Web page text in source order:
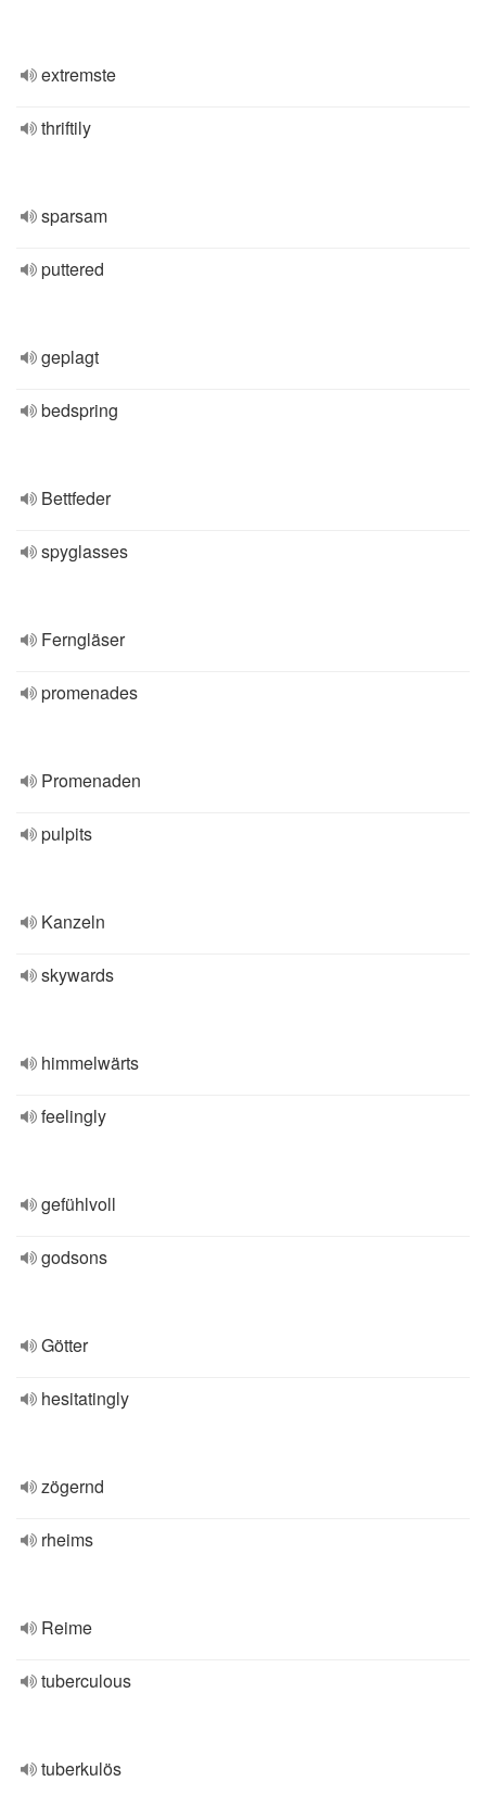
extremste
thriftily
sparsam
puttered
geplagt
bedspring
Bettfeder
spyglasses
Ferngläser
promenades
Promenaden
pulpits
Kanzeln
skywards
himmelwärts
feelingly
gefühlvoll
godsons
Götter
hesitatingly
zögernd
rheims
Reime
tuberculous
tuberkulös